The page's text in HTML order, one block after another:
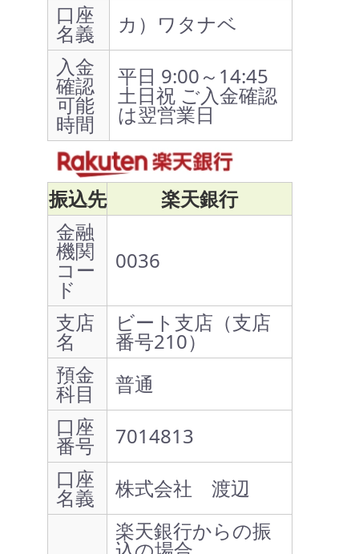
口座
名義
カ）ワタナベ
入金
確認
可能
時間
平日 9:00～14:45
土日祝 ご入金確認
は翌営業日
振込先
楽天銀行
金融
機関
コー
ド
0036
支店
名
ビート支店（支店
番号210）
預金
科目
普通
口座
番号
7014813
口座
名義
株式会社 渡辺
楽天銀行からの振